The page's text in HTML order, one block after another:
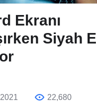
Ekranı
Siyah
22,680